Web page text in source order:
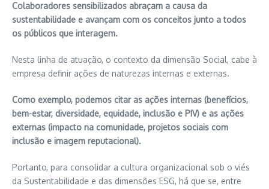
Colaboradores sensibilizados abraçam a causa da
sustentabilidade e avançam com os conceitos junto a todos
os públicos que interagem.
Nesta linha de atuação, o contexto da dimensão Social, cabe à
empresa definir ações de naturezas internas e externas.
Como exemplo, podemos citar as ações internas (benefícios,
bem-estar, diversidade, equidade, inclusão e PIV) e as ações
externas (impacto na comunidade, projetos sociais com
inclusão e imagem reputacional).
Portanto, para consolidar a cultura organizacional sob o viés
da Sustentabilidade e das dimensões ESG, há que se, entre